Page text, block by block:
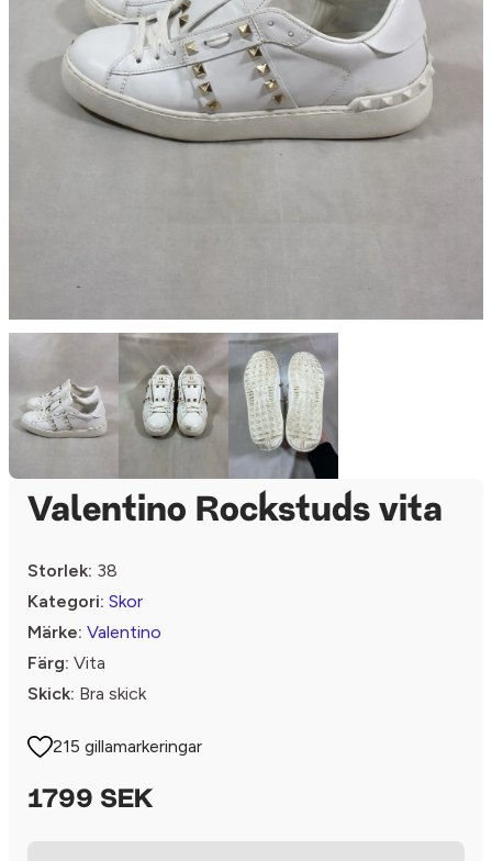
Valentino Rockstuds vita
Storlek: 38
Kategori: Skor
Märke: Valentino
Färg: Vita
Skick: Bra skick
215 gillamarkeringar
1799 SEK